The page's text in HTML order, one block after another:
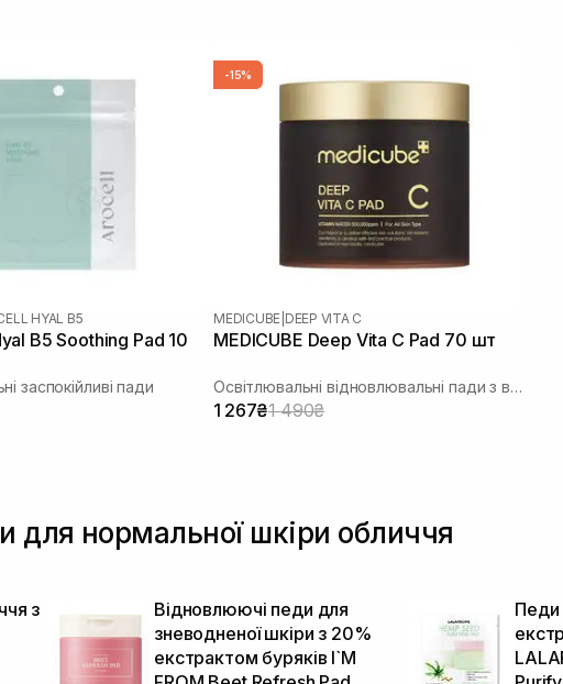
HYAL B5
B5 Soothing Pad 10
заспокійливі пади
-15%
MEDICUBE DEEP VITA C
MEDICUBE Deep Vita C Pad 70 шт
Освітлювальні відновлювальні пади з вітаміном C
1 267₴1 490₴
для нормальної шкіри обличчя
з
Відновлюючі педи для
зневодненої шкіри з 20%
екстрактом буряків I`M
Педи